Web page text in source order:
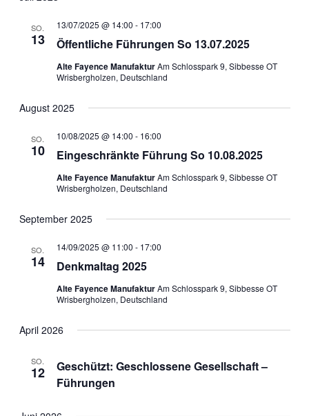
SO.
13 Öffentliche Führungen So 13.07.2025
13/07/2025 @ 14:00 - 17:00
Alte Fayence ManufakturAm Schlosspark 9, Sibbesse OT
Wrisbergholzen, Deutschland
August 2025
SO.
10 Eingeschränkte Führung So 10.08.2025
10/08/2025 @ 14:00 - 16:00
Alte Fayence ManufakturAm Schlosspark 9, Sibbesse OT
Wrisbergholzen, Deutschland
September 2025
SO.
14 Denkmaltag 2025
14/09/2025 @ 11:00 - 17:00
Alte Fayence ManufakturAm Schlosspark 9, Sibbesse OT
Wrisbergholzen, Deutschland
April 2026
SO.
12
Geschützt: Geschlossene Gesellschaft –
Führungen